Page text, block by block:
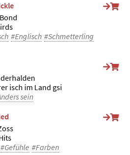
#Englisch #Schmetterling
isch im Land gsi
sein
#Gefühle #Farben